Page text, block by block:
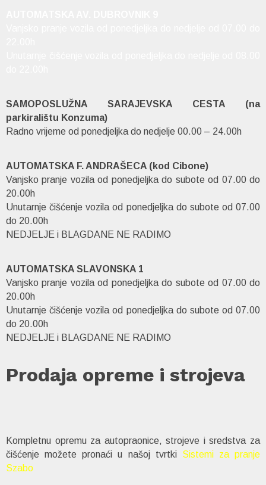
SAMOPOSLUŽNA SARAJEVSKA CESTA (na
parkiralištu Konzuma)
Radno vrijeme od ponedjeljka do nedjelje 00.00 – 24.00h
AUTOMATSKA F. ANDRAŠECA (kod Cibone)
Vanjsko pranje vozila od ponedjeljka do subote od 07.00 do
20.00h
Unutarnje čišćenje vozila od ponedjeljka do subote od 07.00
do 20.00h
NEDJELJE i BLAGDANE NE RADIMO
AUTOMATSKA SLAVONSKA 1
Vanjsko pranje vozila od ponedjeljka do subote od 07.00 do
20.00h
Unutarnje čišćenje vozila od ponedjeljka do subote od 07.00
do 20.00h
NEDJELJE i BLAGDANE NE RADIMO
Prodaja opreme i strojeva
Kompletnu opremu za autopraonice, strojeve i sredstva za
čišćenje možete pronaći u našoj tvrtki Sistemi za pranje
Szabo